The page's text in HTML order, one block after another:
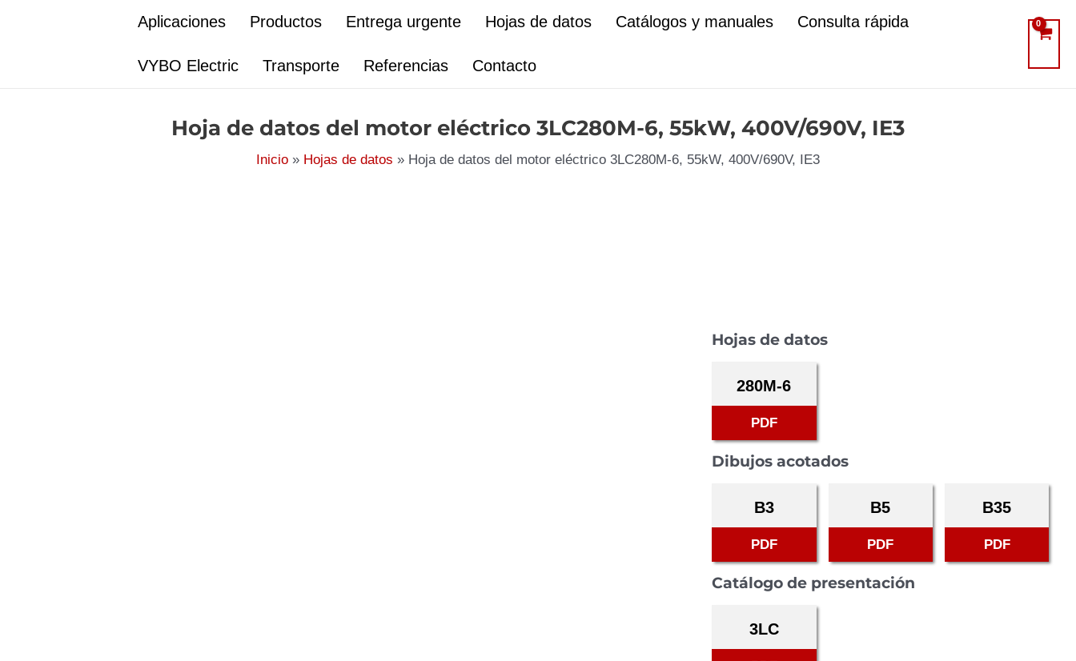
Aplicaciones Productos Entrega urgente Hojas de datos Catálogos y manuales Consulta rápida
VYBO Electric Transporte Referencias Contacto
Hoja de datos del motor eléctrico 3LC280M-6, 55kW, 400V/690V, IE3
Inicio Hojas de datos Hoja de datos del motor eléctrico 3LC280M-6, 55kW, 400V/690V, IE3
Hojas de datos
280M-6
PDF
Dibujos acotados
B3
PDF
B5
PDF
B35
PDF
Catálogo de presentación
3LC